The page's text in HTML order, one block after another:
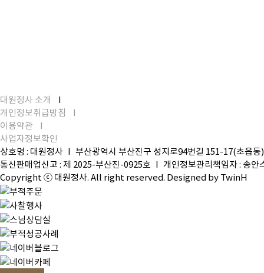
대원정사 소개 I
개인정보취급방침 I
이용약관 I
사업자정보확인
상호명 : 대원정사 I 부산광역시 부산진구 성지로94번길 151-17(초읍동)
통신판매업신고 : 제 2025-부산진-0925호 I 개인정보관리책임자 : 송안
Copyright ⓒ 대원정사. All right reserved. Designed byTwinH